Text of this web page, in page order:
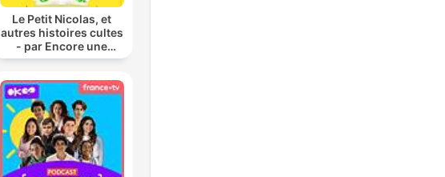
Le Petit Nicolas, et
autres histoires cultes
- par Encore une
histoire